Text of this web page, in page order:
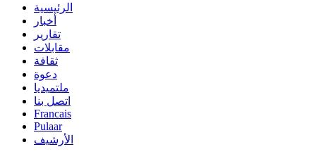
الرئيسية
أخبار
تقارير
مقابلات
ثقافة
دعوة
ملتميديا
اتصل بنا
Francais
Pulaar
الأرشيف